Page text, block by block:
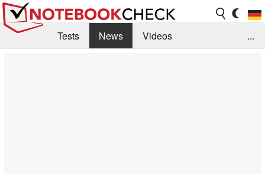
Tests News
Videos
...